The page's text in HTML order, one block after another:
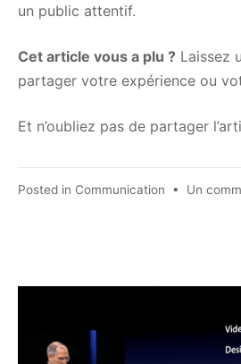
un public attentif.
Cet article vous a plu ? Laissez
partager votre expérience ou
Et n’oubliez pas de partager
Posted in Communication • Un